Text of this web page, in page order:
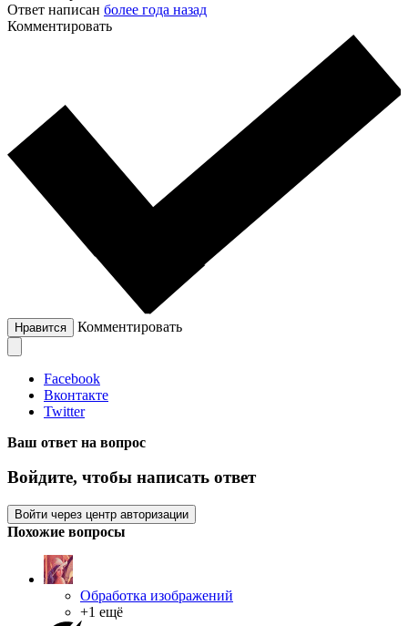
Ответ написан более года назад
Комментировать
Нравится Комментировать
Facebook
Вконтакте
Twitter
Ваш ответ на вопрос
Войдите, чтобы написать ответ
Войти через центр авторизации
Похожие вопросы
Обработка изображений
+1 ещё